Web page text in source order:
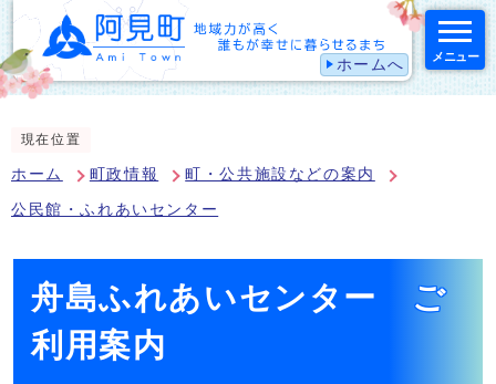
ホームへ メニュー
現在位置
ホーム 町政情報 町・公共施設などの案内
公民館・ふれあいセンター
舟島ふれあいセンター ご
利用案内